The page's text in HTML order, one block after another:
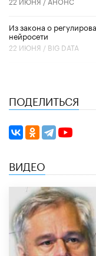
Из закона о
нейросети
22 ИЮНЯ / BIG DATA
ПОДЕЛИТЬСЯ
ВИДЕО